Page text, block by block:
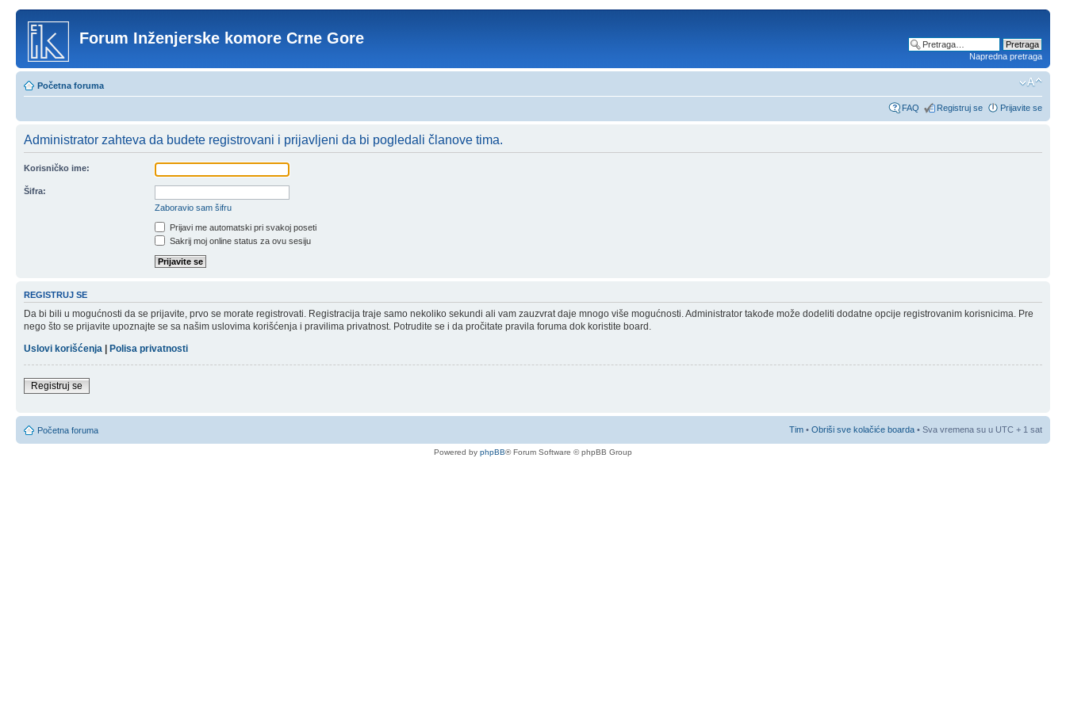
Forum Inženjerske komore Crne Gore
Napredna pretraga
Početna foruma
FAQ Registruj se Prijavite se
Administrator zahteva da budete registrovani i prijavljeni da bi pogledali članove tima.
Korisničko ime:
Šifra:
Zaboravio sam šifru
Prijavi me automatski pri svakoj poseti
Sakrij moj online status za ovu sesiju
REGISTRUJ SE
Da bi bili u mogućnosti da se prijavite, prvo se morate registrovati. Registracija traje samo nekoliko sekundi ali vam zauzvrat daje mnogo više mogućnosti. Administrator takođe može dodeliti dodatne opcije registrovanim korisnicima. Pre
nego što se prijavite upoznajte se sa našim uslovima korišćenja i pravilima privatnost. Potrudite se i da pročitate pravila foruma dok koristite board.
Uslovi korišćenja | Polisa privatnosti
Registruj se
Početna foruma Tim • Obriši sve kolačiće boarda • Sva vremena su u UTC + 1 sat
Powered by phpBB® Forum Software © phpBB Group